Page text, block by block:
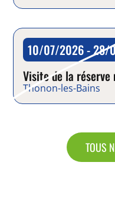
Balade
10/07/2026 - 28/
Visite de la
Thonon-les-Bains
TOUS